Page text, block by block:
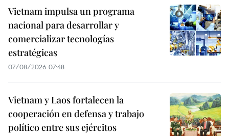
Vietnam impulsa un programa
nacional para desarrollar y
comercializar tecnologías
estratégicas
07/08/2026 07:48
Vietnam y Laos fortalecen la
cooperación en defensa y trabajo
político entre sus ejércitos